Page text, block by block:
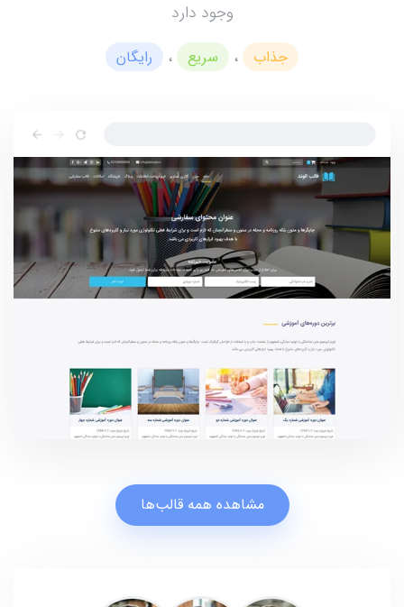
وجود دارد
جذاب ، سریع ، رایگان
مشاهده همه قالب‌ها